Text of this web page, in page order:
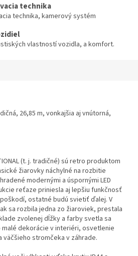
technika
technika, kamerový systém
vlastností vozidla, a komfort.
26,85 m, vonkajšia aj vnútorná,
(t. j. tradičné) sú retro produktom
žiarovky náchylné na rozbitie
modernými a úspornými LED
reťaze priniesla aj lepšiu funkčnosť
ostatné budú svietiť ďalej. V
sa rozbila jedna zo žiaroviek, prestala
zvolenej dĺžky a farby svetla sa
dekorácie v interiéri, osvetlenie
väčšieho stromčeka v záhrade.